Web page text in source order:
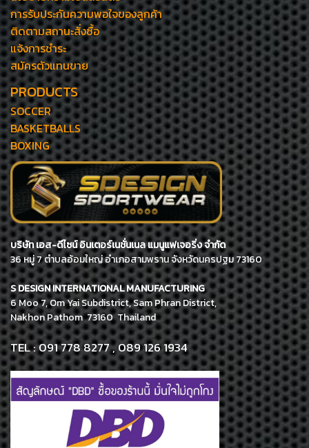
การรับประกันความพอใจของลูกค้า
ติดตามสถานะสั่งซื้อ
แจ้งการชำระ
สมัครตัวแทนขาย
PRODUCTS
SOCCER
BASKETBALLS
BOXING
บริษัท เอส-ดีไซน์ อินเตอร์เนชั่นเนล แมนูแฟเจอริ่ง จำกัด
36 หมู่ 7 ตำบลอ้อมใหญ่ อำเภอสามพราน จังหวัดนครปฐม 73160
S DESIGN INTERNATIONAL MANUFACTURING
6 Moo 7, Om Yai Subdistrict, Sam Phran District,
Nakhon Pathom 73160 Thailand
TEL : 091 778 8277 , 089 126 1934